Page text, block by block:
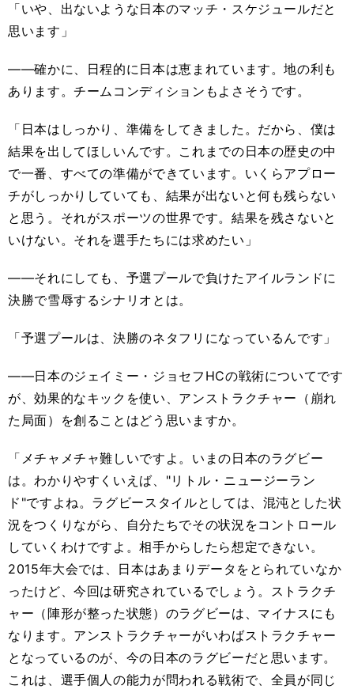
「いや、出ないような日本のマッチ・スケジュールだと
思います」
――確かに、日程的に日本は恵まれています。地の利も
あります。チームコンディションもよさそうです。
「日本はしっかり、準備をしてきました。だから、僕は
結果を出してほしいんです。これまでの日本の歴史の中
で一番、すべての準備ができています。いくらアプロー
チがしっかりしていても、結果が出ないと何も残らない
と思う。それがスポーツの世界です。結果を残さないと
いけない。それを選手たちには求めたい」
――それにしても、予選プールで負けたアイルランドに
決勝で雪辱するシナリオとは。
「予選プールは、決勝のネタフリになっているんです」
――日本のジェイミー・ジョセフHCの戦術についてです
が、効果的なキックを使い、アンストラクチャー（崩れ
た局面）を創ることはどう思いますか。
「メチャメチャ難しいですよ。いまの日本のラグビー
は。わかりやすくいえば、"リトル・ニュージーラン
ド"ですよね。ラグビースタイルとしては、混沌とした状
況をつくりながら、自分たちでその状況をコントロール
していくわけですよ。相手からしたら想定できない。
2015年大会では、日本はあまりデータをとられていなか
ったけど、今回は研究されているでしょう。ストラクチ
ャー（陣形が整った状態）のラグビーは、マイナスにも
なります。アンストラクチャーがいわばストラクチャー
となっているのが、今の日本のラグビーだと思います。
これは、選手個人の能力が問われる戦術で、全員が同じ